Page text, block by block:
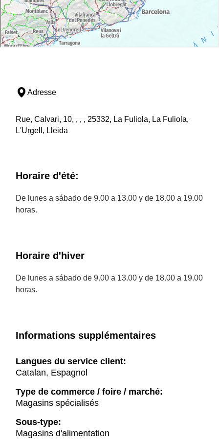
Adresse
Rue, Calvari, 10, , , , 25332, La Fuliola, La Fuliola,
L'Urgell, Lleida
Horaire d'été:
De lunes a sábado de 9.00 a 13.00 y de 18.00 a 19.00
horas.
Horaire d'hiver
De lunes a sábado de 9.00 a 13.00 y de 18.00 a 19.00
horas.
Informations supplémentaires
Langues du service client:
Catalan, Espagnol
Type de commerce / foire / marché:
Magasins spécialisés
Sous-type:
Magasins d'alimentation